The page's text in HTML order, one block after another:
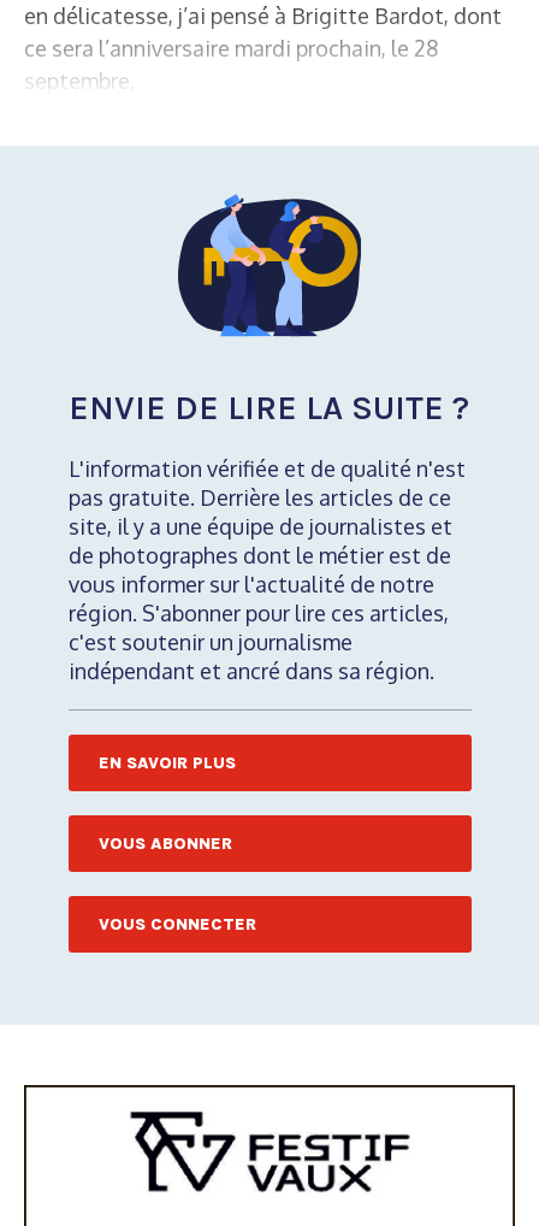
en délicatesse, j’ai pensé à Brigitte Bardot, dont
ce sera l’anniversaire mardi prochain, le 28
septembre.
ENVIE DE LIRE LA SUITE ?
L'information vérifiée et de qualité n'est
pas gratuite. Derrière les articles de ce
site, il y a une équipe de journalistes et
de photographes dont le métier est de
vous informer sur l'actualité de notre
région. S'abonner pour lire ces articles,
c'est soutenir un journalisme
indépendant et ancré dans sa région.
EN SAVOIR PLUS
VOUS ABONNER
VOUS CONNECTER